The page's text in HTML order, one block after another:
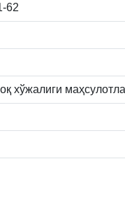
62
хўжалиги